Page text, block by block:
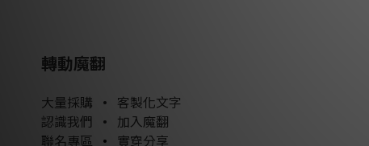
轉動魔翻
大量採購 •
客製化文字
認識我們 •
加入魔翻
聯名專區 • 實穿分享